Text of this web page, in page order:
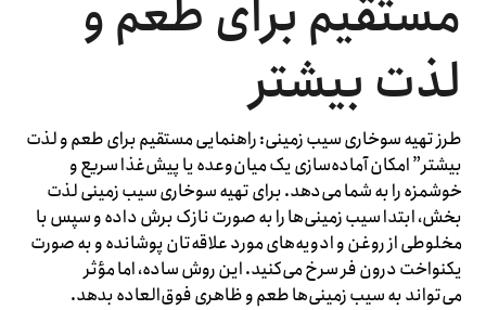
مستقیم برای طعم و
لذت بیشتر
طرز تهیه سوخاری سیب زمینی: راهنمایی مستقیم برای طعم و لذت
بیشتر” امکان آماده‌سازی یک میان‌وعده یا پیش‌غذا سریع و
خوشمزه را به شما می‌دهد. برای تهیه سوخاری سیب زمینی لذت
بخش، ابتدا سیب زمینی‌ها را به صورت نازک برش داده و سپس با
مخلوطی از روغن و ادویه‌های مورد علاقه‌تان پوشانده و به صورت
یکنواخت درون فر سرخ می‌کنید. این روش ساده، اما مؤثر
می‌تواند به سیب زمینی‌ها طعم و ظاهری فوق‌العاده بدهد.